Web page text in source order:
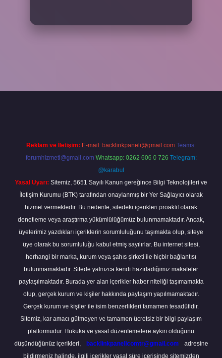
Reklam ve İletişim: E-mail: backlinkpaneli@gmail.com Teams:
forumhizmeti@gmail.com Whatsapp: 0262 606 0 726 Telegram:
@karabul
Yasal Uyarı: Sitemiz, 5651 Sayılı Kanun gereğince Bilgi Teknolojileri ve
İletişim Kurumu (BTK) tarafından onaylanmış bir Yer Sağlayıcı olarak
hizmet vermektedir. Bu nedenle, sitedeki içerikleri proaktif olarak
denetleme veya araştırma yükümlülüğümüz bulunmamaktadır. Ancak,
üyelerimiz yazdıkları içeriklerin sorumluluğunu taşımakta olup, siteye
üye olarak bu sorumluluğu kabul etmiş sayılırlar. Bu internet sitesi,
herhangi bir marka, kurum veya şahıs şirketi ile hiçbir bağlantısı
bulunmamaktadır. Sitede yalnızca kendi hazırladığımız makaleler
paylaşılmaktadır. Burada yer alan içerikler haber niteliği taşımamakta
olup, gerçek kurum ve kişiler hakkında paylaşım yapılmamaktadır.
Gerçek kurum ve kişiler ile isim benzerlikleri tamamen tesadüfidir.
Sitemiz, kar amacı gütmeyen ve tamamen ücretsiz bir bilgi paylaşım
platformudur. Hukuka ve yasal düzenlemelere aykırı olduğunu
düşündüğünüz içerikleri,
backlinkpanelicomtr@gmail.com
adresine
bildirmeniz halinde, ilgili içerikler yasal süre içerisinde sitemizden